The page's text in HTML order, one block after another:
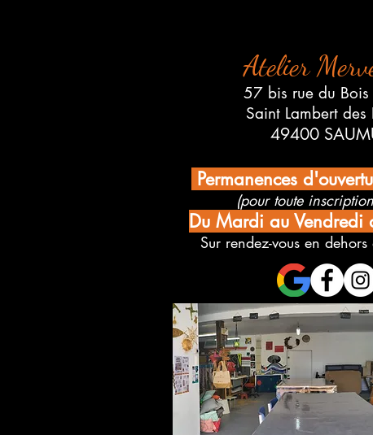
Atelier
57 bis rue du Bois
Saint Lambert des
49400
Permanences
(pour toute
Du Mardi au
Sur rendez-vous en